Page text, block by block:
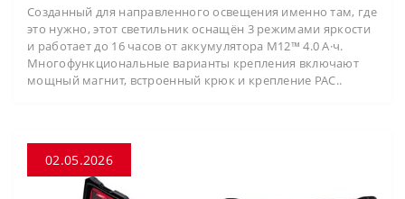
Созданный для направленного освещения именно там, где
это нужно, этот светильник оснащён 3 режимами яркости
и работает до 16 часов от аккумулятора M12™ 4.0 А·ч.
Многофункциональные варианты крепления включают
мощный магнит, встроенный крюк и крепление PAC..
02.05.2026